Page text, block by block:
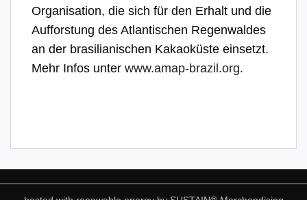
Organisation, die sich für den Erhalt und die
Aufforstung des Atlantischen Regenwaldes
an der brasilianischen Kakaoküste einsetzt.
Mehr Infos unter www.amap-brazil.org.